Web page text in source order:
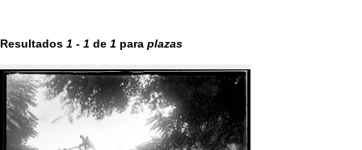
Resultados 1 - 1 de 1 para plazas